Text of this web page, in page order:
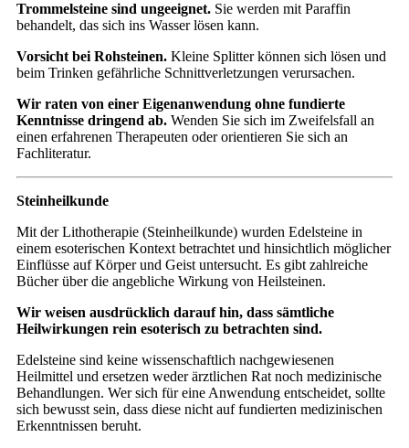
Trommelsteine sind ungeeignet. Sie werden mit Paraffin
behandelt, das sich ins Wasser lösen kann.
Vorsicht bei Rohsteinen. Kleine Splitter können sich lösen und
beim Trinken gefährliche Schnittverletzungen verursachen.
Wir raten von einer Eigenanwendung ohne fundierte
Kenntnisse dringend ab. Wenden Sie sich im Zweifelsfall an
einen erfahrenen Therapeuten oder orientieren Sie sich an
Fachliteratur.
Steinheilkunde
Mit der Lithotherapie (Steinheilkunde) wurden Edelsteine in
einem esoterischen Kontext betrachtet und hinsichtlich möglicher
Einflüsse auf Körper und Geist untersucht. Es gibt zahlreiche
Bücher über die angebliche Wirkung von Heilsteinen.
Wir weisen ausdrücklich darauf hin, dass sämtliche
Heilwirkungen rein esoterisch zu betrachten sind.
Edelsteine sind keine wissenschaftlich nachgewiesenen
Heilmittel und ersetzen weder ärztlichen Rat noch medizinische
Behandlungen. Wer sich für eine Anwendung entscheidet, sollte
sich bewusst sein, dass diese nicht auf fundierten medizinischen
Erkenntnissen beruht.